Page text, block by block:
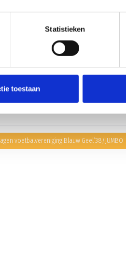
Statistieken
toestaan
bedragen € 12 per keer en dienen
kan contact worden opgenomen met
voetbalvereniging Blauw Geel’38/JUMBO